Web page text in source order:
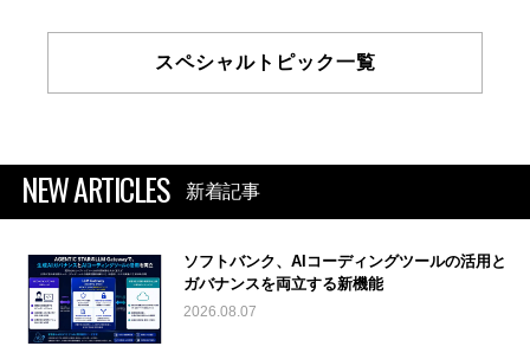
スペシャルトピック一覧
NEW ARTICLES 新着記事
ソフトバンク、AIコーディングツールの活用と
ガバナンスを両立する新機能
2026.08.07